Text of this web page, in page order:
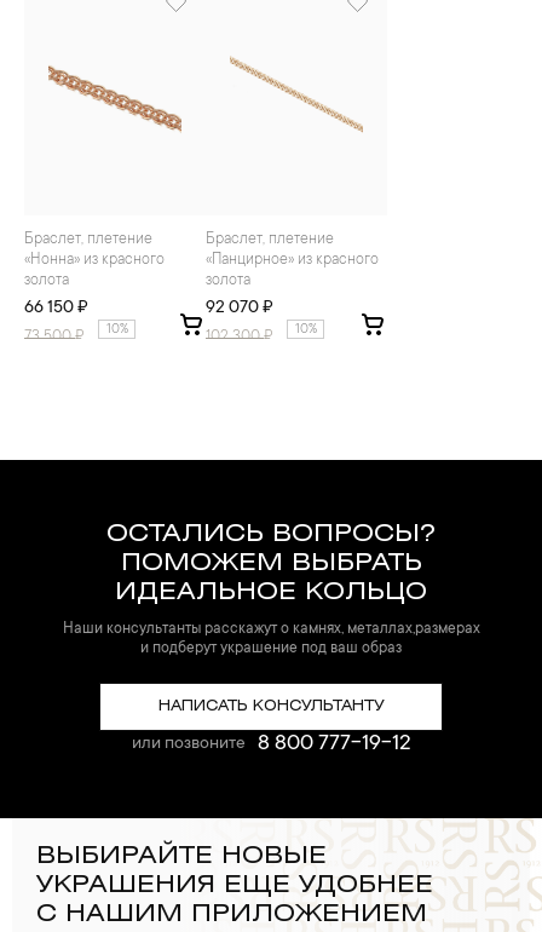
Браслет, плетение
«Нонна» из красного
золота
66 150 ₽
73 500₽ 10%
Браслет, плетение
«Панцирное» из красного
золота
92 070 ₽
102 300₽ 10%
ОСТАЛИСЬ ВОПРОСЫ?
ПОМОЖЕМ ВЫБРАТЬ
ИДЕАЛЬНОЕ КОЛЬЦО
Наши консультанты расскажут о камнях, металлах,размерах
и подберут украшение под ваш образ
НАПИСАТЬ КОНСУЛЬТАНТУ
или позвоните 8 800 777-19-12
ВЫБИРАЙТЕ НОВЫЕ
УКРАШЕНИЯ ЕЩЕ УДОБНЕЕ
С НАШИМ ПРИЛОЖЕНИЕМ